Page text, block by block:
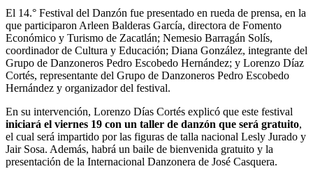
El 14.° Festival del Danzón fue presentado en rueda de prensa, en la
que participaron Arleen Balderas García, directora de Fomento
Económico y Turismo de Zacatlán; Nemesio Barragán Solís,
coordinador de Cultura y Educación; Diana González, integrante del
Grupo de Danzoneros Pedro Escobedo Hernández; y Lorenzo Díaz
Cortés, representante del Grupo de Danzoneros Pedro Escobedo
Hernández y organizador del festival.
En su intervención, Lorenzo Días Cortés explicó que este festival
iniciará el viernes 19 con un taller de danzón que será gratuito,
el cual será impartido por las figuras de talla nacional Lesly Jurado y
Jair Sosa. Además, habrá un baile de bienvenida gratuito y la
presentación de la Internacional Danzonera de José Casquera.